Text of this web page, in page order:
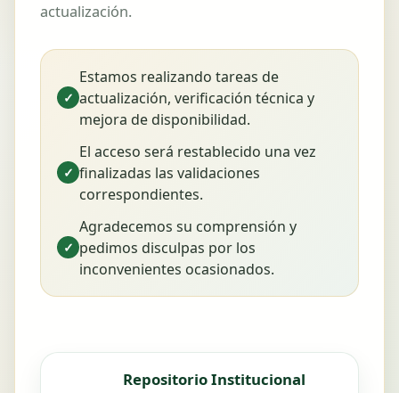
actualización.
✓
Estamos realizando tareas de
actualización, verificación técnica y
mejora de disponibilidad.
✓
El acceso será restablecido una vez
finalizadas las validaciones
correspondientes.
✓
Agradecemos su comprensión y
pedimos disculpas por los
inconvenientes ocasionados.
Repositorio Institucional